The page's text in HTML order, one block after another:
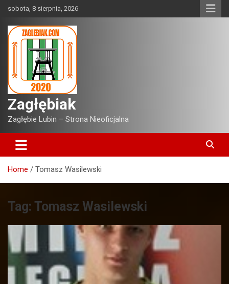
content
sobota, 8 sierpnia, 2026
Zagłębiak
Zagłębie Lubin – Strona Nieoficjalna
Home Tomasz Wasilewski
Tag: Tomasz Wasilewski